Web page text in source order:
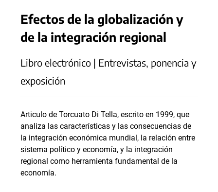
Efectos de la globalización y
de la integración regional
Libro electrónico | Entrevistas, ponencia y
exposición
Articulo de Torcuato Di Tella, escrito en 1999, que
analiza las características y las consecuencias de
la integración económica mundial, la relación entre
sistema político y economía, y la integración
regional como herramienta fundamental de la
economía.